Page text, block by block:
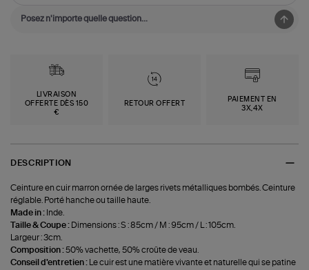
LIVRAISON
OFFERTE DÈS 150
€
RETOUR OFFERT
PAIEMENT EN
3X,4X
DESCRIPTION
Ceinture en cuir marron ornée de larges rivets métalliques bombés. Ceinture
réglable. Porté hanche ou taille haute.
Made in : Inde.
Taille & Coupe : Dimensions : S : 85cm / M : 95cm / L : 105cm.
Largeur : 3cm.
Composition :50% vachette, 50% croûte de veau.
Conseil d'entretien :
Le cuir est une matière vivante et naturelle qui se patine